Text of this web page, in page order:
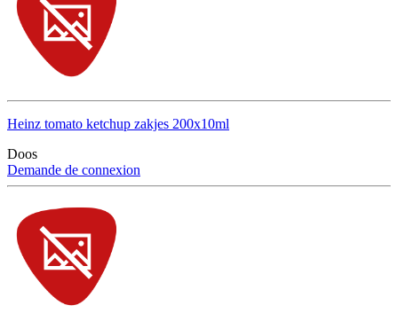
Heinz tomato ketchup zakjes 200x10ml
Doos
Demande de connexion